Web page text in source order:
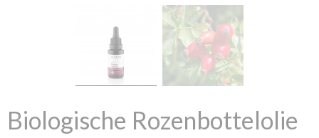
Biologische Rozenbottelolie